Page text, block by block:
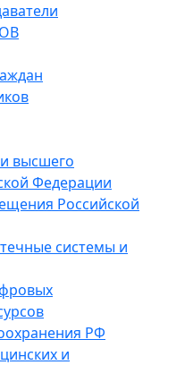
высшего
Федерации
Российской
системы и
РФ
и